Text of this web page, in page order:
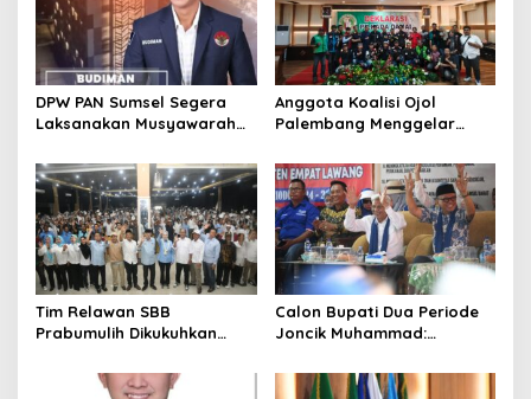
DPW PAN Sumsel Segera
Laksanakan Musyawarah
Anggota Koalisi Ojol
Palembang Menggelar
2024
Tim Relawan SBB
Prabumulih Dikukuhkan
Mawardi Yahya
Calon Bupati Dua Periode
Joncik Muhammad:
Matahati di Empat Lawang